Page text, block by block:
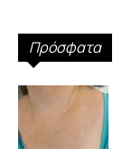
Πρόσφατα